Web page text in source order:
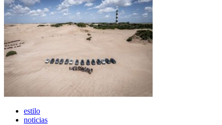
estilo
noticias